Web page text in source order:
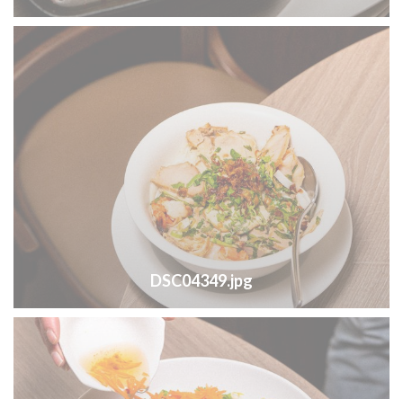
DSC04349.jpg